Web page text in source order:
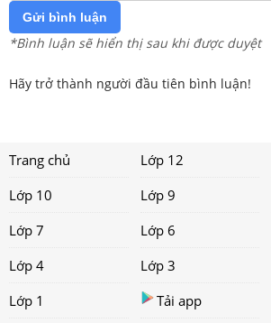
Gửi bình luận
*Bình luận sẽ hiển thị sau khi được duyệt
Hãy trở thành người đầu tiên bình luận!
Trang chủ Lớp 12
Lớp 10
Lớp 9
Lớp 7
Lớp 6
Lớp 4
Lớp 3
Lớp 1
Tải app